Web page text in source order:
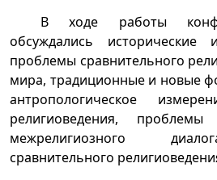
В ходе работы
обсуждались исторические
проблемы сравнительного
мира, традиционные и новые
антропологическое
религиоведения,
межрелигиозного
сравнительного